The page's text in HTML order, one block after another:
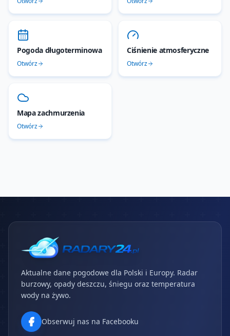
Pogoda długoterminowa
Otwórz
Ciśnienie atmosferyczne
Otwórz
Mapa zachmurzenia
Otwórz
Aktualne dane pogodowe dla Polski i Europy. Radar
burzowy, opady deszczu, śniegu oraz temperatura
wody na żywo.
Obserwuj nas na Facebooku